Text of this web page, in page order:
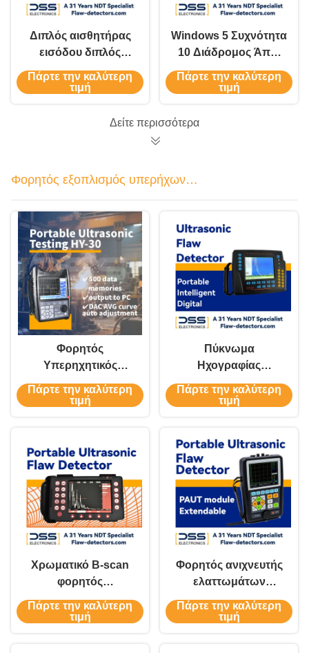
Διπλός αισθητήρας
εισόδου διπλός
κανάλι Eddy ρεύμα
ανιχνευτής
Πάρτε την καλύτερη
τιμή
Windows 5 Συχνότητα
10 Διάδρομος Άπω
Πεδίου Eddy
Μετρητής ρεύματος
Πάρτε την καλύτερη
τιμή
Δείτε περισσότερα
Φορητός εξοπλισμός υπερήχων
δοκιμών
Φορητός
Υπερηχητικός
Ανιχνευτής
Ελαττωμάτων
Εξοπλισμός Μη
Καταστροφικού
Ελέγχου HY-30
Πάρτε την καλύτερη
τιμή
Πύκνωμα
Ηχογραφίας
Υπερήχων
Ανιχνευτής
Υπερήχνος
Ανιχνευτής HY-580
Πάρτε την καλύτερη
τιμή
Χρωματικό B-scan
φορητός
υπερηχητικός
ανιχνευτής
Πάρτε την καλύτερη
τιμή
Φορητός ανιχνευτής
ελαττωμάτων
υπερήχων με
επεκτάσιμη μονάδα
Πάρτε την καλύτερη
τιμή